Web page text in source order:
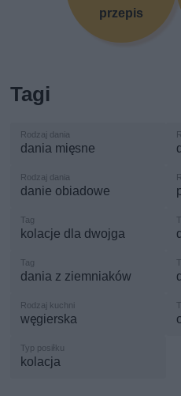
przepis
Tagi
dania mięsne
danie obiadowe
kolacje dla dwojga
dania z ziemniaków
węgierska
kolacja